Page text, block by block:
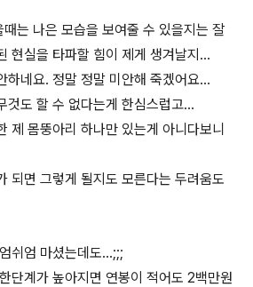
는 나은 모습을 보여줄 수 있을지는 잘
현실을 타파할 힘이 제게 생겨날지...
하네요. 정말 정말 미안해 죽겠어요...
것도 할 수 없다는게 한심스럽고...
제 몸뚱아리 하나만 있는게 아니다보니
되면 그렇게 될지도 모른다는 두려움도
쉬엄 마셨는데도...;;;
단계가 높아지면 연봉이 적어도 2백만원